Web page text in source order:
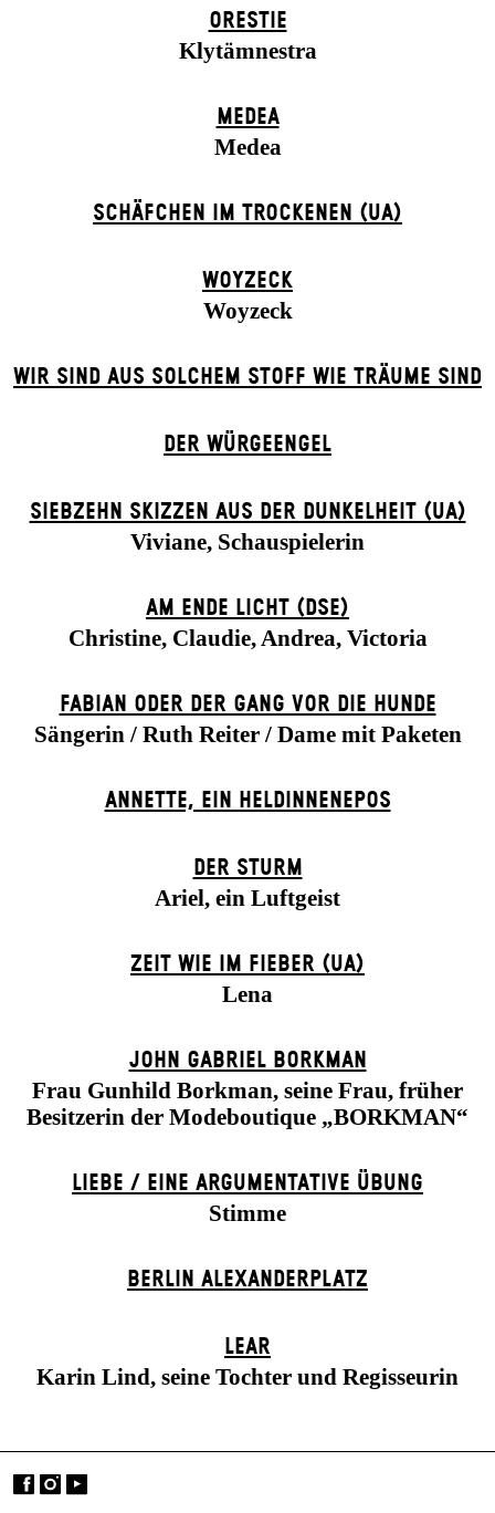
ORESTIE
Klytämnestra
MEDEA
Medea
SCHÄFCHEN IM TROCKENEN (UA)
WOYZECK
Woyzeck
WIR SIND AUS SOLCHEM STOFF WIE TRÄUME SIND
DER WÜR­GE­ENG­EL
SIEBZEHN SKIZZEN AUS DER DUNKELHEIT (UA)
Viviane, Schauspielerin
AM ENDE LICHT (DSE)
Christine, Claudie, Andrea, Victoria
FABIAN ODER DER GANG VOR DIE HUNDE
Sängerin / Ruth Reiter / Dame mit Paketen
ANNETTE, EIN HELDINNENEPOS
DER STURM
Ariel, ein Luftgeist
ZEIT WIE IM FIEBER (UA)
Lena
JOHN GABRIEL BORKMAN
Frau Gunhild Borkman, seine Frau, früher
Besitzerin der Modeboutique „BORKMAN“
LIEBE / EINE ARGUMENTATIVE ÜBUNG
Stimme
BERLIN ALEXANDER­PLATZ
LEAR
Karin Lind, seine Tochter und Regisseurin